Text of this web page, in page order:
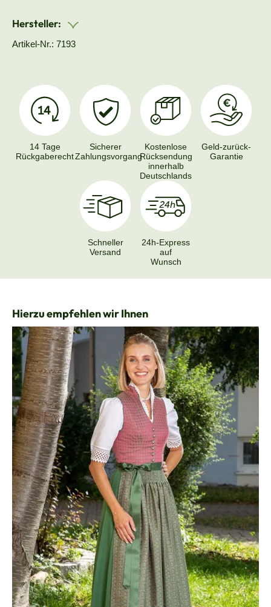
Hersteller:
Artikel-Nr.: 7193
14 Tage
Rückgaberecht
Sicherer
Zahlungsvorgang
Kostenlose
Rücksendung
innerhalb
Deutschlands
Geld-zurück-
Garantie
Schneller
Versand
24h-Express
auf
Wunsch
Produktgalerie überspringen
Hierzu empfehlen wir Ihnen